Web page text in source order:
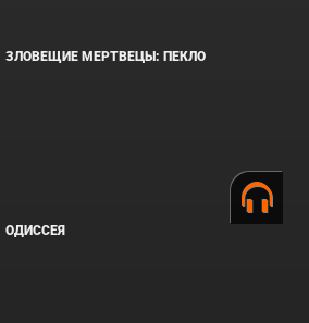
ЗЛОВЕЩИЕ МЕРТВЕЦЫ: ПЕКЛО
ОДИССЕЯ